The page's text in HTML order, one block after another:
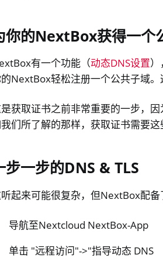
你的NextBox获得一个
有一个功能（动态DNS设置
NextBox轻松注册一个公共子域。
获取证书之前非常重要的一步，
们所了解的那样，获取证书需要这
步一步的DNS & TLS
起来可能很复杂，但NextBox配备
导航至Nextcloud NextBox-App
单击 "远程访问"->"指导动态 DNS